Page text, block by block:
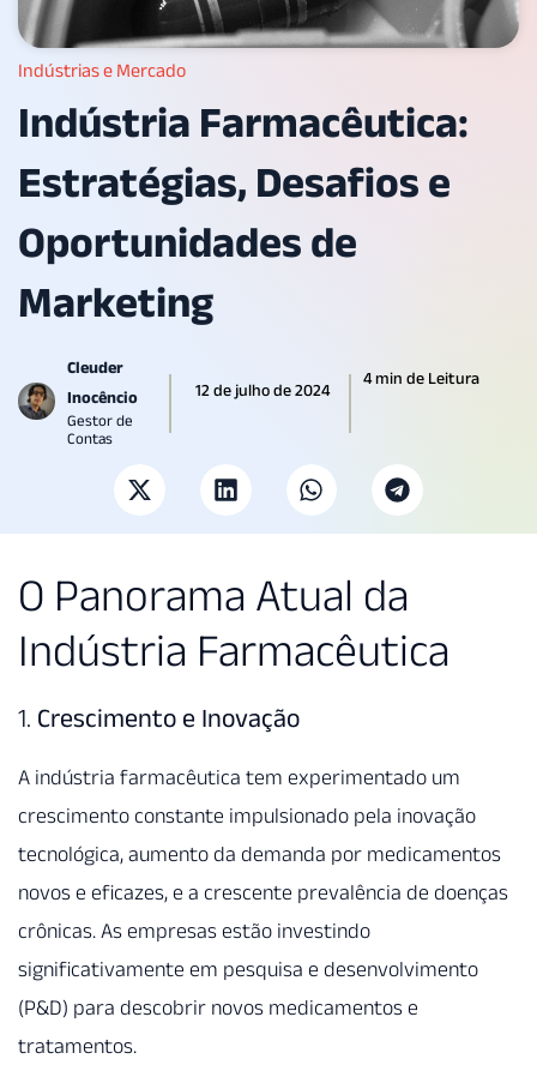
Indústrias e Mercado
Indústria Farmacêutica:
Estratégias, Desafios e
Oportunidades de
Marketing
Cleuder
Inocêncio
Gestor de
Contas
12 de julho de 2024
4 min de Leitura
O Panorama Atual da
Indústria Farmacêutica
1. Crescimento e Inovação
A indústria farmacêutica tem experimentado um
crescimento constante impulsionado pela inovação
tecnológica, aumento da demanda por medicamentos
novos e eficazes, e a crescente prevalência de doenças
crônicas. As empresas estão investindo
significativamente em pesquisa e desenvolvimento
(P&D) para descobrir novos medicamentos e
tratamentos.